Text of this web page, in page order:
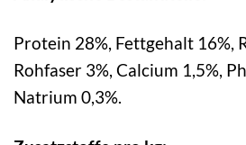
Protein 28%, Fettgehalt 16%,
Rohfaser 3%, Calcium 1,5%,
Natrium 0,3%.